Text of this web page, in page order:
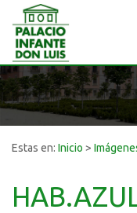
Estas en: Inicio >